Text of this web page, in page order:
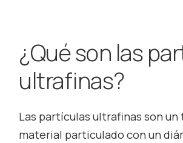
¿Qué son las
ultrafinas?
Las partículas ultrafinas son un
material particulado con un